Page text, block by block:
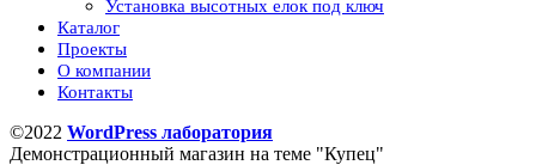
Установка высотных елок под ключ
Каталог
Проекты
О компании
Контакты
©2022 WordPress лаборатория
Демонстрационный магазин на теме "Купец"